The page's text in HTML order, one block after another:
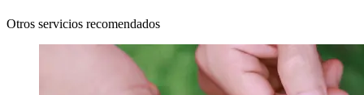
Otros servicios recomendados